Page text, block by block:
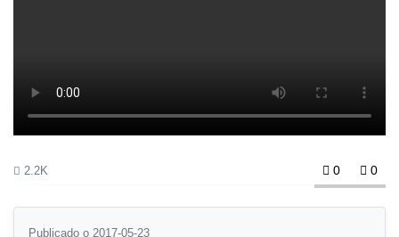
2.2K 0 0
Publicado o 2017-05-23